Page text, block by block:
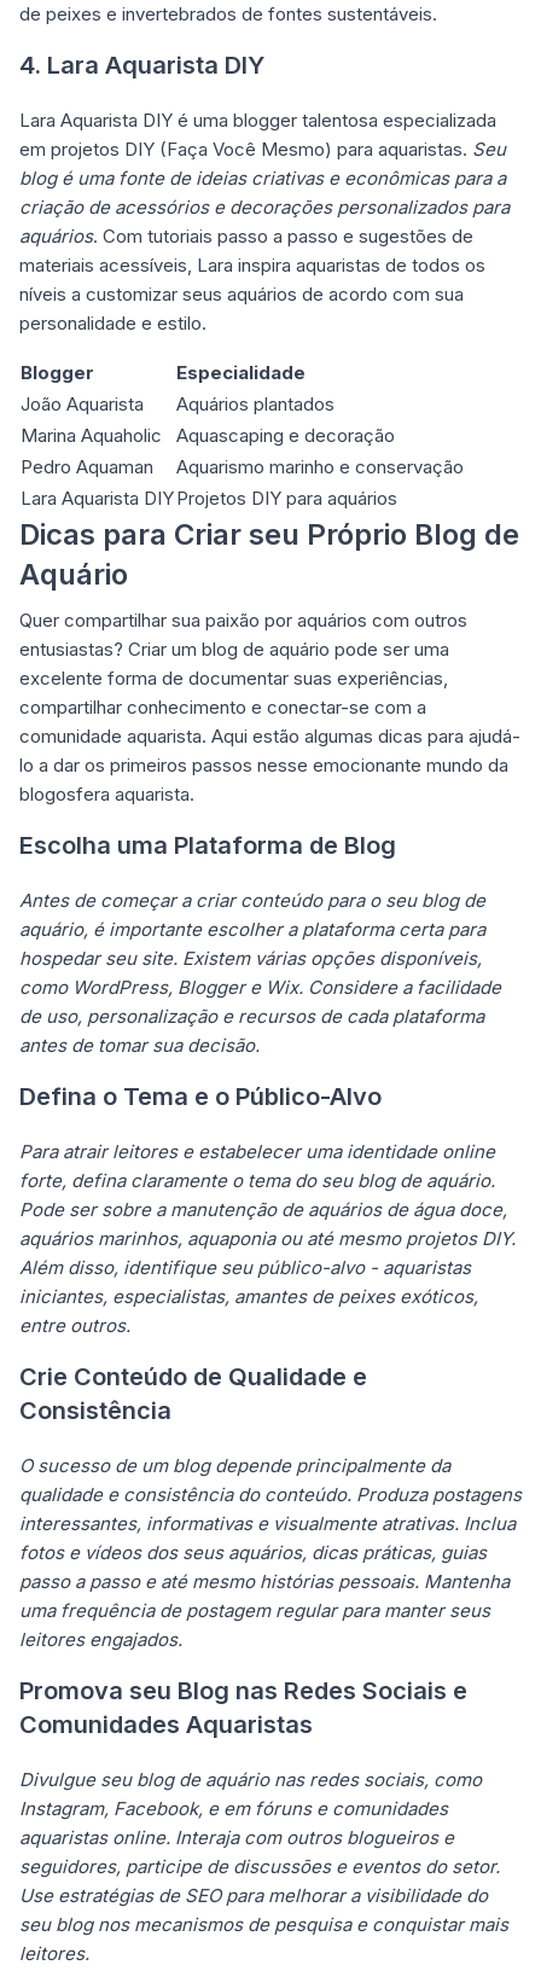
de peixes e invertebrados de fontes sustentáveis.
4. Lara Aquarista DIY
Lara Aquarista DIY é uma blogger talentosa especializada
em projetos DIY (Faça Você Mesmo) para aquaristas. Seu
blog é uma fonte de ideias criativas e econômicas para a
criação de acessórios e decorações personalizados para
aquários. Com tutoriais passo a passo e sugestões de
materiais acessíveis, Lara inspira aquaristas de todos os
níveis a customizar seus aquários de acordo com sua
personalidade e estilo.
Blogger
Especialidade
João Aquarista
Aquários plantados
Marina Aquaholic
Aquascaping e decoração
Pedro Aquaman
Aquarismo marinho e conservação
Lara Aquarista DIYProjetos DIY para aquários
Dicas para Criar seu Próprio Blog de
Aquário
Quer compartilhar sua paixão por aquários com outros
entusiastas? Criar um blog de aquário pode ser uma
excelente forma de documentar suas experiências,
compartilhar conhecimento e conectar-se com a
comunidade aquarista. Aqui estão algumas dicas para ajudá-
lo a dar os primeiros passos nesse emocionante mundo da
blogosfera aquarista.
Escolha uma Plataforma de Blog
Antes de começar a criar conteúdo para o seu blog de
aquário, é importante escolher a plataforma certa para
hospedar seu site. Existem várias opções disponíveis,
como WordPress, Blogger e Wix. Considere a facilidade
de uso, personalização e recursos de cada plataforma
antes de tomar sua decisão.
Defina o Tema e o Público-Alvo
Para atrair leitores e estabelecer uma identidade online
forte, defina claramente o tema do seu blog de aquário.
Pode ser sobre a manutenção de aquários de água doce,
aquários marinhos, aquaponia ou até mesmo projetos DIY.
Além disso, identifique seu público-alvo - aquaristas
iniciantes, especialistas, amantes de peixes exóticos,
entre outros.
Crie Conteúdo de Qualidade e
Consistência
O sucesso de um blog depende principalmente da
qualidade e consistência do conteúdo. Produza postagens
interessantes, informativas e visualmente atrativas. Inclua
fotos e vídeos dos seus aquários, dicas práticas, guias
passo a passo e até mesmo histórias pessoais. Mantenha
uma frequência de postagem regular para manter seus
leitores engajados.
Promova seu Blog nas Redes Sociais e
Comunidades Aquaristas
Divulgue seu blog de aquário nas redes sociais, como
Instagram, Facebook, e em fóruns e comunidades
aquaristas online. Interaja com outros blogueiros e
seguidores, participe de discussões e eventos do setor.
Use estratégias de SEO para melhorar a visibilidade do
seu blog nos mecanismos de pesquisa e conquistar mais
leitores.